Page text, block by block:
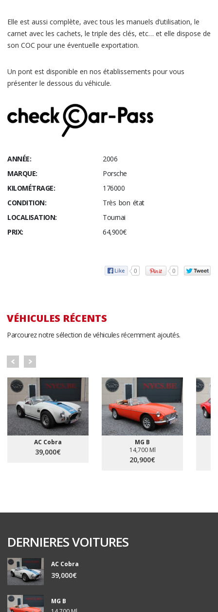
Elle est aussi complète, avec tous les manuels d’utilisation, le
carnet avec les cachets, le triple des clés, etc… et elle dispose de
son COC pour une éventuelle exportation.
Un pont est disponible en nos établissements pour vous
présenter le dessous du véhicule.
ANNÉE:
2006
MARQUE:
Porsche
KILOMÉTRAGE:
176000
CONDITION:
Très bon état
LOCALISATION:
Tournai
PRIX:
64,900€
0 0
VÉHICULES RÉCENTS
Parcourez notre sélection de véhicules récemment ajoutés.
AC Cobra
39,000€
MG B
14,700 Ml
20,900€
DERNIERES VOITURES
AC Cobra
39,000€
MG B